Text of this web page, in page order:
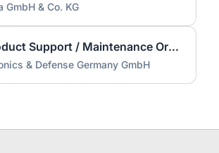
GmbH & Co. KG
Head of Product Support / Maintenance Organisation (m/w/d)
& Defense Germany GmbH